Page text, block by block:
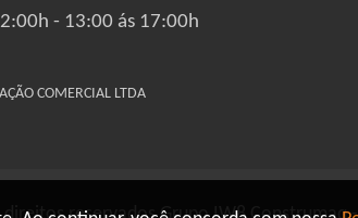
- 13:00 ás 17:00h
COMERCIAL LTDA